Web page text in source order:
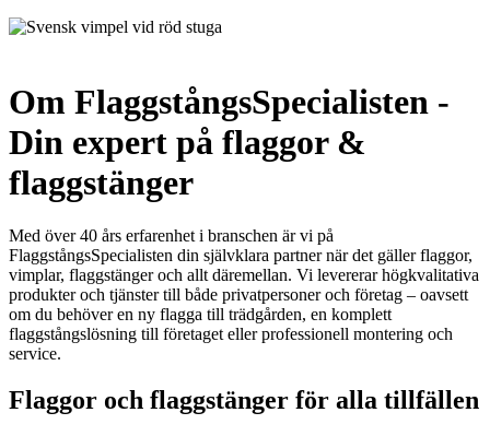
Om FlaggstångsSpecialisten -
Din expert på flaggor &
flaggstänger
Med över 40 års erfarenhet i branschen är vi på
FlaggstångsSpecialisten din självklara partner när det gäller flaggor,
vimplar, flaggstänger och allt däremellan. Vi levererar högkvalitativa
produkter och tjänster till både privatpersoner och företag – oavsett
om du behöver en ny flagga till trädgården, en komplett
flaggstångslösning till företaget eller professionell montering och
service.
Flaggor och flaggstänger för alla tillfällen